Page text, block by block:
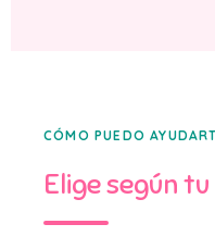
CÓMO PUEDO
Elige según tu